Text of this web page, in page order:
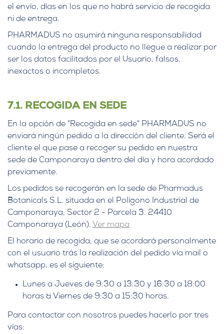
el envío, días en los que no habrá servicio de recogida
ni de entrega.
PHARMADUS no asumirá ninguna responsabilidad
cuando la entrega del producto no llegue a realizar por
ser los datos facilitados por el Usuario, falsos,
inexactos o incompletos.
7.1. RECOGIDA EN SEDE
En la opción de "Recogida en sede" PHARMADUS no
enviará ningún pedido a la dirección del cliente. Será el
cliente el que pase a recoger su pedido en nuestra
sede de Camponaraya dentro del día y hora acordado
previamente.
Los pedidos se recogerán en la sede de Pharmadus
Botanicals S.L. situada en el Polígono Industrial de
Camponaraya, Sector 2 - Parcela 3. 24410
Camponaraya (León). Ver mapa
El horario de recogida, que se acordará personalmente
con el usuario trás la realización del pedido vía mail o
whatsapp, es el siguiente:
Lunes a Jueves de 9:30 a 13:30 y 16:30 a 18:00
horas & Viernes de 9:30 a 15:30 horas.
Para contactar con nosotros puedes hacerlo por tres
vías: